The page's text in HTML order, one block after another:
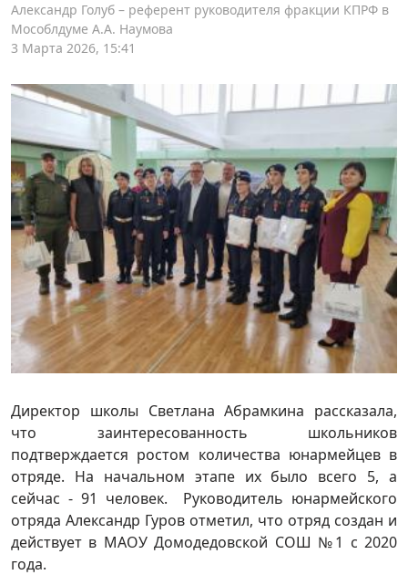
Александр Голуб – референт руководителя фракции КПРФ в
Мособлдуме А.А. Наумова
3 Марта 2026, 15:41
Директор школы Светлана Абрамкина рассказала,
что заинтересованность школьников
подтверждается ростом количества юнармейцев в
отряде. На начальном этапе их было всего 5, а
сейчас - 91 человек. Руководитель юнармейского
отряда Александр Гуров отметил, что отряд создан и
действует в МАОУ Домодедовской СОШ №1 с 2020
года.